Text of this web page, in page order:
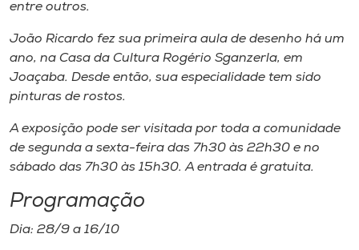
A-
entre outros.
João Ricardo fez sua primeira aula de desenho há um
ano, na Casa da Cultura Rogério Sganzerla, em
Joaçaba. Desde então, sua especialidade tem sido
pinturas de rostos.
A exposição pode ser visitada por toda a comunidade
de segunda a sexta-feira das 7h30 às 22h30 e no
sábado das 7h30 às 15h30. A entrada é gratuita.
Programação
Dia: 28/9 a 16/10